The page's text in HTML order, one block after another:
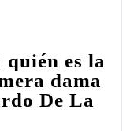
es la
dama
De La